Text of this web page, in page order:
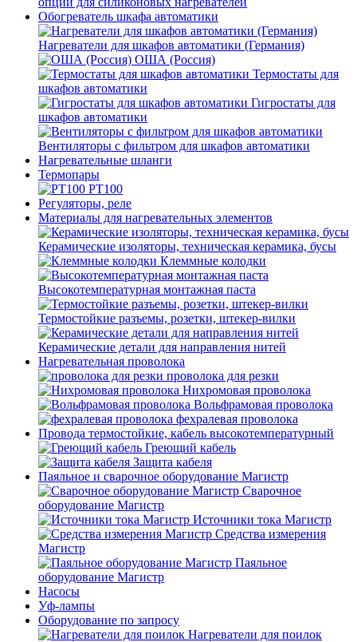
Обогреватель шкафа автоматики
Нагреватели для шкафов автоматики (Германия)
ОША (Россия)
Термостаты для
шкафов автоматики
Гигростаты для
шкафов автоматики
Вентиляторы с фильтром для шкафов автоматики
Нагревательные шланги
Термопары
PT100
Регуляторы, реле
Материалы для нагревательных элементов
Керамические изоляторы, техническая керамика, бусы
Клеммные колодки
Высокотемпературная монтажная паста
Термостойкие разъемы, розетки, штекер-вилки
Керамические детали для направления нитей
Нагревательная проволока
проволока для резки
Нихромовая проволока
Вольфрамовая проволока
фехралевая проволока
Провода термостойкие, кабель высокотемпературный
Греющий кабель
Защита кабеля
Паяльное и сварочное оборудование Магистр
Сварочное
оборудование Магистр
Источники тока Магистр
Средства измерения
Магистр
Паяльное
оборудование Магистр
Насосы
Уф-лампы
Оборудование по запросу
Нагреватели для поилок